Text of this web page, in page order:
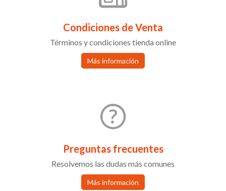
Condiciones de Venta
Términos y condiciones tienda online
Más información
Preguntas frecuentes
Resolvemos las dudas más comunes
Más información